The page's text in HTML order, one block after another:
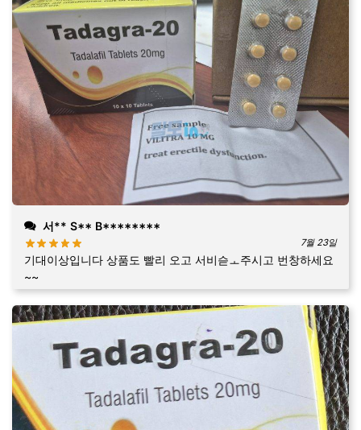
서** S** B********
7월 23일
기대이상입니다 상품도 빨리 오고 서비슫ㅗ주시고 번창하세요
~~